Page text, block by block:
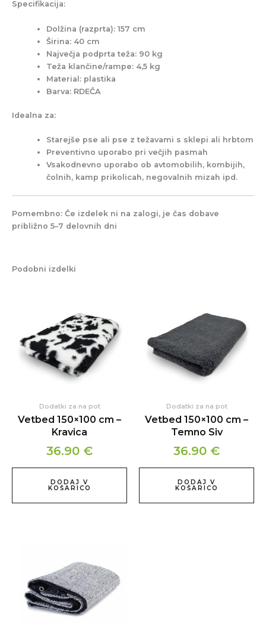
Specifikacija:
Dolžina (razprta): 157 cm
Širina: 40 cm
Največja podprta teža: 90 kg
Teža klančine/rampe: 4,5 kg
Material: plastika
Barva: RDEČA
Idealna za:
Starejše pse ali pse z težavami s sklepi ali hrbtom
Preventivno uporabo pri večjih pasmah
Vsakodnevno uporabo ob avtomobilih, kombijih,
čolnih, kamp prikolicah, negovalnih mizah ipd.
Pomembno: Če izdelek ni na zalogi, je čas dobave
približno 5–7 delovnih dni
Podobni izdelki
Dodatki za na pot
Vetbed 150×100 cm –
Kravica
36.90 €
DODAJ V
KOŠARICO
Dodatki za na pot
Vetbed 150×100 cm –
Temno Siv
36.90 €
DODAJ V
KOŠARICO